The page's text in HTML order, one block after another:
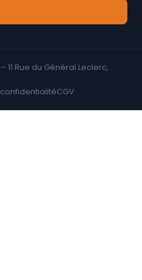
Rue du Général Leclerc,
CGV